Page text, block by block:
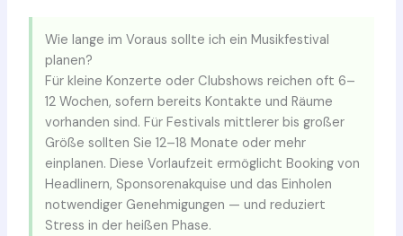
Wie lange im Voraus sollte ich ein Musikfestival
planen?
Für kleine Konzerte oder Clubshows reichen oft 6–
12 Wochen, sofern bereits Kontakte und Räume
vorhanden sind. Für Festivals mittlerer bis großer
Größe sollten Sie 12–18 Monate oder mehr
einplanen. Diese Vorlaufzeit ermöglicht Booking von
Headlinern, Sponsorenakquise und das Einholen
notwendiger Genehmigungen — und reduziert
Stress in der heißen Phase.